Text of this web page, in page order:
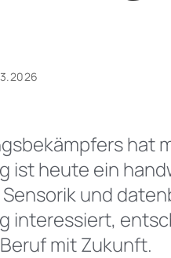
hat
ist heute ein
und
interessiert,
mit Zukunft.